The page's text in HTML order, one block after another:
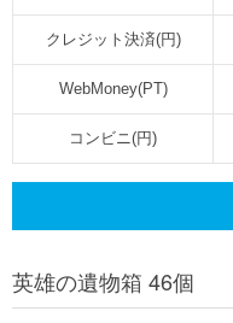
クレジット決済(円)
WebMoney(PT)
コンビニ(円)
英雄の遺物箱 46個